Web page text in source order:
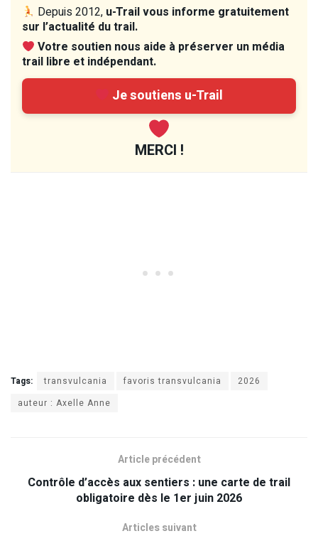
Depuis 2012, u-Trail vous informe gratuitement
sur l’actualité du trail.
Votre soutien nous aide à préserver un média
trail libre et indépendant.
Je soutiens u-Trail
MERCI !
Tags: transvulcania favoris transvulcania
2026
auteur : Axelle Anne
Article précédent
Contrôle d’accès aux sentiers : une carte de trail
obligatoire dès le 1er juin 2026
Articles suivant